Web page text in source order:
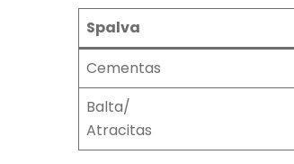
Spalva
Cementas
Balta/
Atracitas